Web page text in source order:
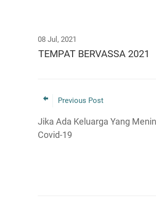
08 Jul, 2021
TEMPAT BERVASSA 2021
Previous Post
Jika Ada Keluarga Yang
Covid-19